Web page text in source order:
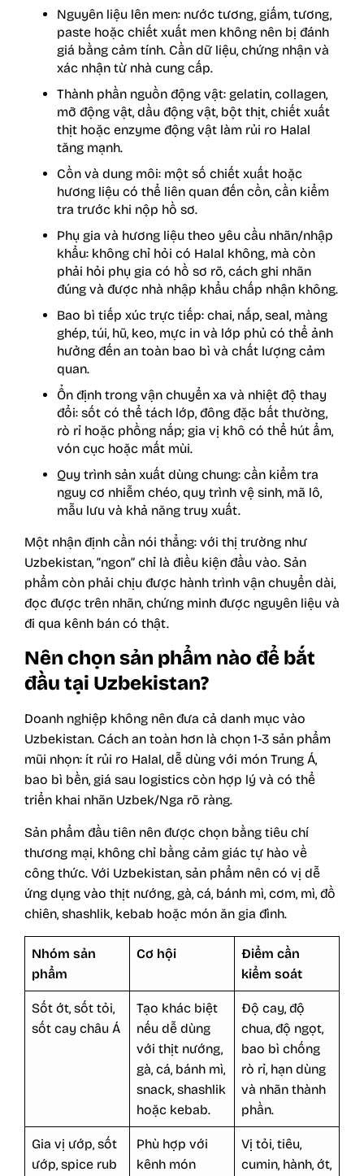
Nguyên liệu lên men: nước tương, giấm, tương,
paste hoặc chiết xuất men không nên bị đánh
giá bằng cảm tính. Cần dữ liệu, chứng nhận và
xác nhận từ nhà cung cấp.
Thành phần nguồn động vật: gelatin, collagen,
mỡ động vật, dầu động vật, bột thịt, chiết xuất
thịt hoặc enzyme động vật làm rủi ro Halal
tăng mạnh.
Cồn và dung môi: một số chiết xuất hoặc
hương liệu có thể liên quan đến cồn, cần kiểm
tra trước khi nộp hồ sơ.
Phụ gia và hương liệu theo yêu cầu nhãn/nhập
khẩu: không chỉ hỏi có Halal không, mà còn
phải hỏi phụ gia có hồ sơ rõ, cách ghi nhãn
đúng và được nhà nhập khẩu chấp nhận không.
Bao bì tiếp xúc trực tiếp: chai, nắp, seal, màng
ghép, túi, hũ, keo, mực in và lớp phủ có thể ảnh
hưởng đến an toàn bao bì và chất lượng cảm
quan.
Ổn định trong vận chuyển xa và nhiệt độ thay
đổi: sốt có thể tách lớp, đông đặc bất thường,
rò rỉ hoặc phồng nắp; gia vị khô có thể hút ẩm,
vón cục hoặc mất mùi.
Quy trình sản xuất dùng chung: cần kiểm tra
nguy cơ nhiễm chéo, quy trình vệ sinh, mã lô,
mẫu lưu và khả năng truy xuất.
Một nhận định cần nói thẳng: với thị trường như
Uzbekistan, “ngon” chỉ là điều kiện đầu vào. Sản
phẩm còn phải chịu được hành trình vận chuyển dài,
đọc được trên nhãn, chứng minh được nguyên liệu và
đi qua kênh bán có thật.
Nên chọn sản phẩm nào để bắt
đầu tại Uzbekistan?
Doanh nghiệp không nên đưa cả danh mục vào
Uzbekistan. Cách an toàn hơn là chọn 1-3 sản phẩm
mũi nhọn: ít rủi ro Halal, dễ dùng với món Trung Á,
bao bì bền, giá sau logistics còn hợp lý và có thể
triển khai nhãn Uzbek/Nga rõ ràng.
Sản phẩm đầu tiên nên được chọn bằng tiêu chí
thương mại, không chỉ bằng cảm giác tự hào về
công thức. Với Uzbekistan, sản phẩm nên có vị dễ
ứng dụng vào thịt nướng, gà, cá, bánh mì, cơm, mì, đồ
chiên, shashlik, kebab hoặc món ăn gia đình.
Nhóm sản
phẩm
Cơ hội
Điểm cần
kiểm soát
Sốt ớt, sốt tỏi,
sốt cay châu Á
Tạo khác biệt
nếu dễ dùng
với thịt nướng,
gà, cá, bánh mì,
snack, shashlik
hoặc kebab.
Độ cay, độ
chua, độ ngọt,
bao bì chống
rò rỉ, hạn dùng
và nhãn thành
phần.
Gia vị ướp, sốt
ướp, spice rub
Phù hợp với
kênh món
Vị tỏi, tiêu,
cumin, hành, ớt,